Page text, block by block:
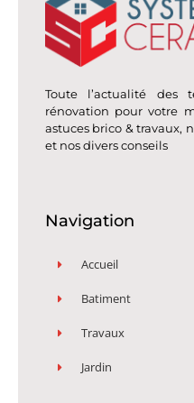
Toute l’actualité des
rénovation pour votre
astuces brico & travaux,
et nos divers conseils
Navigation
Accueil
Batiment
Travaux
Jardin